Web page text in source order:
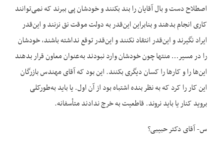
اصطلاح دست و بال آقایان را بند بکنند و خودشان پی ببرند که نمی‌توانند
کاری انجام بدهند و بنابراین این‌قدر به دولت موقت نق نزنند و این‌قدر
ایراد نگیرند و این‌قدر انتقاد نکنند و این‌قدر توقع نداشته باشند، خودشان
را در مسیر… منتها چون خودشان وارد نبودند به‌عنوان معاون قرار بدهند
این‌ها را و کارها را کسان دیگری بکنند. این بود که آقای مهندس بازرگان
این کار را کرد که به نظر بنده اشتباه بود از آن اول. یا باید به‌طورکلی
بروید کنار یا باید نروند. قاطعیت به خرج ندادند متأسفانه.
س- آقای دکتر حبیبی؟